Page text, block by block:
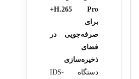
H.265 Pro+
برای
صرفه‌جویی در
فضای
ذخیره‌سازی
دستگاه IDS-